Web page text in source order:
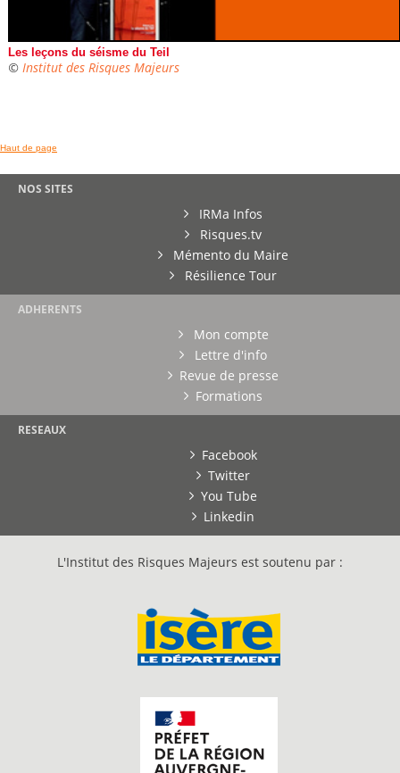
Les leçons du séisme du Teil
© Institut des Risques Majeurs
Haut de page
NOS SITES
IRMa Infos
Risques.tv
Mémento du Maire
Résilience Tour
ADHERENTS
Mon compte
Lettre d'info
Revue de presse
Formations
RESEAUX
Facebook
Twitter
You Tube
Linkedin
L'Institut des Risques Majeurs est soutenu par :